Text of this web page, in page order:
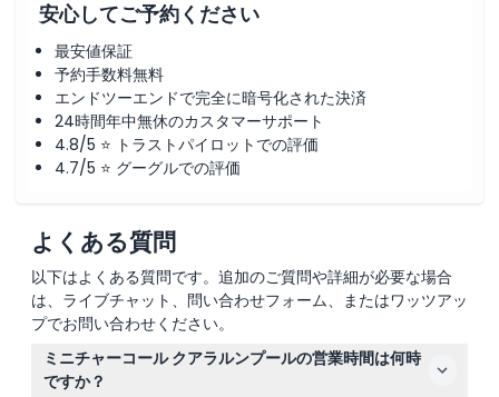
安心してご予約ください
最安値保証
予約手数料無料
エンドツーエンドで完全に暗号化された決済
24時間年中無休のカスタマーサポート
4.8/5 ⭐ トラストパイロットでの評価
4.7/5 ⭐ グーグルでの評価
よくある質問
以下はよくある質問です。追加のご質問や詳細が必要な場合
は、ライブチャット、問い合わせフォーム、またはワッツアッ
プでお問い合わせください。
ミニチャーコール クアラルンプールの営業時間は何時
ですか？